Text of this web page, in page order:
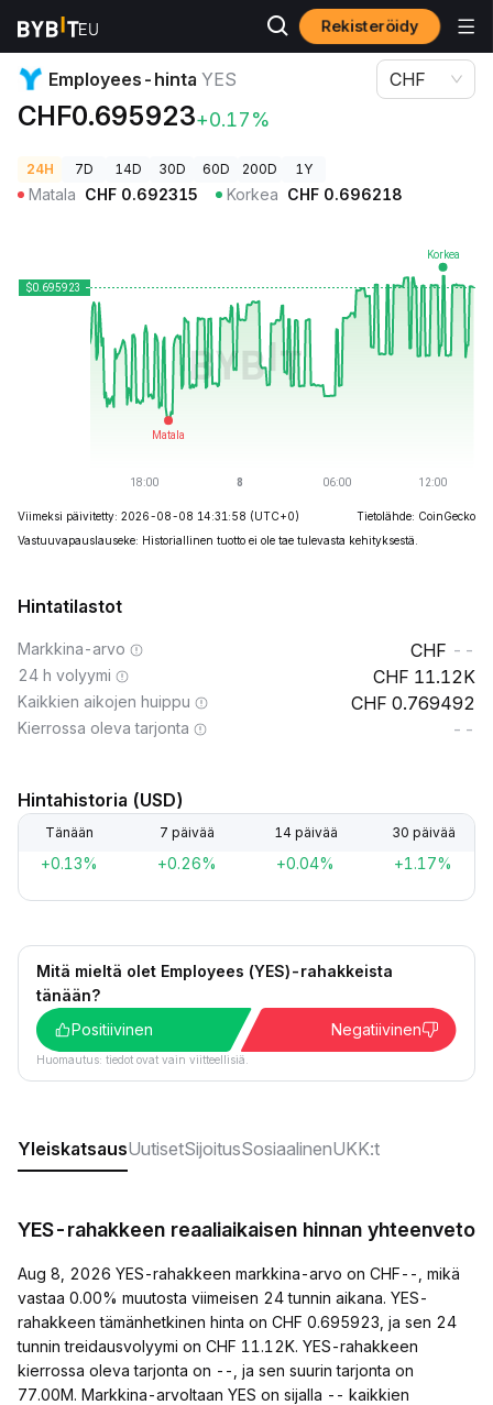
Rekisteröidy
Kryptohinnat
Employees-hinta YES
CHF0.695923+0.17%
CHF
24H 7D 14D 30D 60D 200D 1Y
Matala CHF 0.692315 Korkea CHF 0.696218
Viimeksi päivitetty: 2026-08-08 14:31:58 (UTC+0)
Tietolähde: CoinGecko
Vastuuvapauslauseke: Historiallinen tuotto ei ole tae tulevasta kehityksestä.
Hintatilastot
Markkina-arvo --
24 h volyymi 11.12K
Kaikkien aikojen huippu 0.769492
Kierrossa oleva tarjonta --
Hintahistoria (USD)
Tänään 7 päivää 14 päivää 30 päivää
+0.13% +0.26% +0.04% +1.17%
Mitä mieltä olet Employees (YES)-rahakkeista
tänään?
Positiivinen
Negatiivinen
Huomautus: tiedot ovat vain viitteellisiä.
YleiskatsausUutisetSijoitusSosiaalinenUKK:t
YES-rahakkeen reaaliaikaisen hinnan yhteenveto
Aug 8, 2026 YES-rahakkeen markkina-arvo on CHF--, mikä
vastaa 0.00% muutosta viimeisen 24 tunnin aikana. YES-
rahakkeen tämänhetkinen hinta on CHF 0.695923, ja sen 24
tunnin treidausvolyymi on CHF 11.12K. YES-rahakkeen
kierrossa oleva tarjonta on --, ja sen suurin tarjonta on
77.00M. Markkina-arvoltaan YES on sijalla -- kaikkien